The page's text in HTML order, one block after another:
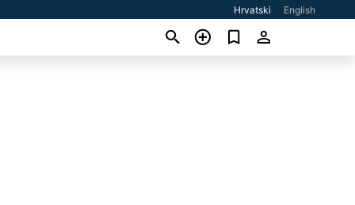
Hrvatski English